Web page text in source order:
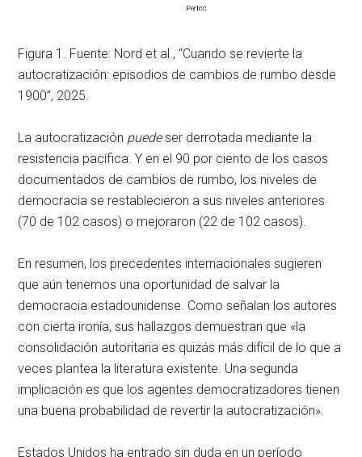
Figura 1. Fuente: Nord et al., “Cuando se revierte la
autocratización: episodios de cambios de rumbo desde
1900”, 2025.
La autocratización puedeser derrotada mediante la
resistencia pacífica. Y en el 90 por ciento de los casos
documentados de cambios de rumbo, los niveles de
democracia se restablecieron a sus niveles anteriores
(70 de 102 casos) o mejoraron (22 de 102 casos).
En resumen, los precedentes internacionales sugieren
que aún tenemos una oportunidad de salvar la
democracia estadounidense. Como señalan los autores
con cierta ironía, sus hallazgos demuestran que «la
consolidación autoritaria es quizás más difícil de lo que a
veces plantea la literatura existente. Una segunda
implicación es que los agentes democratizadores tienen
una buena probabilidad de revertir la autocratización».
Estados Unidos ha entrado sin duda en un período